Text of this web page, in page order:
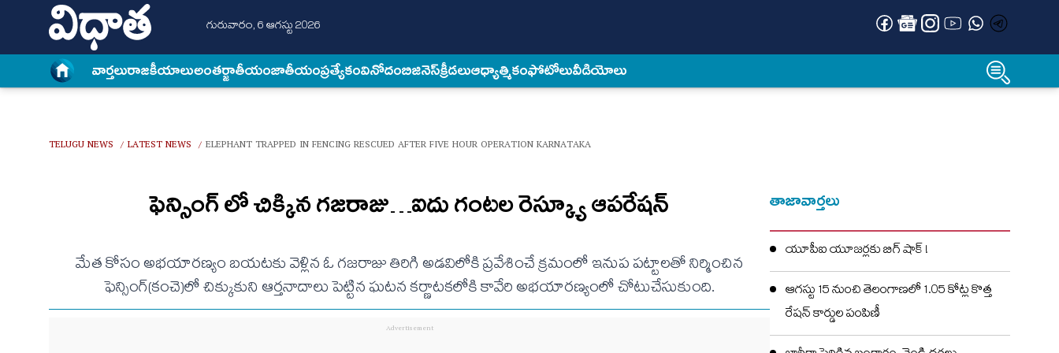
గురువారం, 6 ఆగస్టు 2026
వార్త‌లురాజకీయాలుఅంత‌ర్జాతీయంజాతీయంప్రత్యేకంవినోదంబిజినెస్క్రీడలుఆధ్యాత్మికంఫోటోలువీడియోలు
TELUGU NEWS / LATEST NEWS / ELEPHANT TRAPPED IN FENCING RESCUED AFTER FIVE HOUR OPERATION KARNATAKA
ఫెన్సింగ్ లో చిక్కిన గజరాజు…ఐదు గంటల రెస్క్యూ ఆపరేషన్
మేత కోసం అభయారణ్యం బయటకు వెళ్లిన ఓ గజరాజు తిరిగి అడవిలోకి ప్రవేశించే క్రమంలో ఇనుప పట్టాలతో నిర్మించిన
ఫెన్సింగ్(కంచె)లో చిక్కుకుని ఆర్తనాదాలు పెట్టిన ఘటన కర్ణాటకలోకి కావేరి అభయారణ్యంలో చోటుచేసుకుంది.
తాజావార్తలు
యూపీఐ యూజర్లకు బిగ్ షాక్ !
ఆగస్టు 15 నుంచి తెలంగాణలో 1.05 కోట్ల కొత్త
రేషన్ కార్డుల పంపిణీ